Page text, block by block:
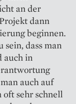
an der
dann
beginnen.
sein, dass man
auch in
auch auf
oft sehr schnell